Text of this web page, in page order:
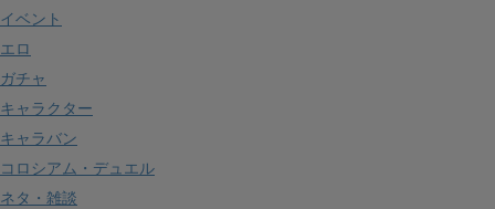
イベント
エロ
ガチャ
キャラクター
キャラバン
コロシアム・デュエル
ネタ・雑談